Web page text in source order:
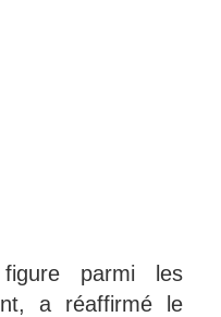
parmi les
a réaffirmé le